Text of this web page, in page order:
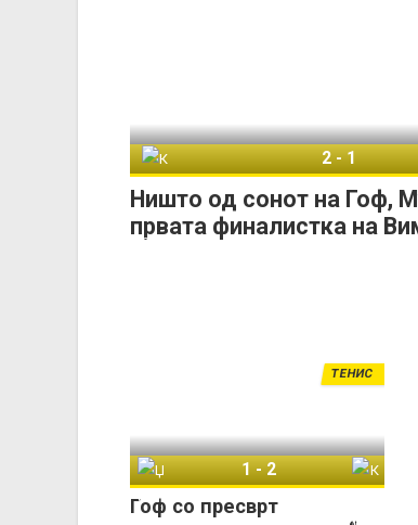
Ништо од сонот на Гоф,
првата финалистка на
2-1
Гоф со пресврт
ТЕНИС
1-2